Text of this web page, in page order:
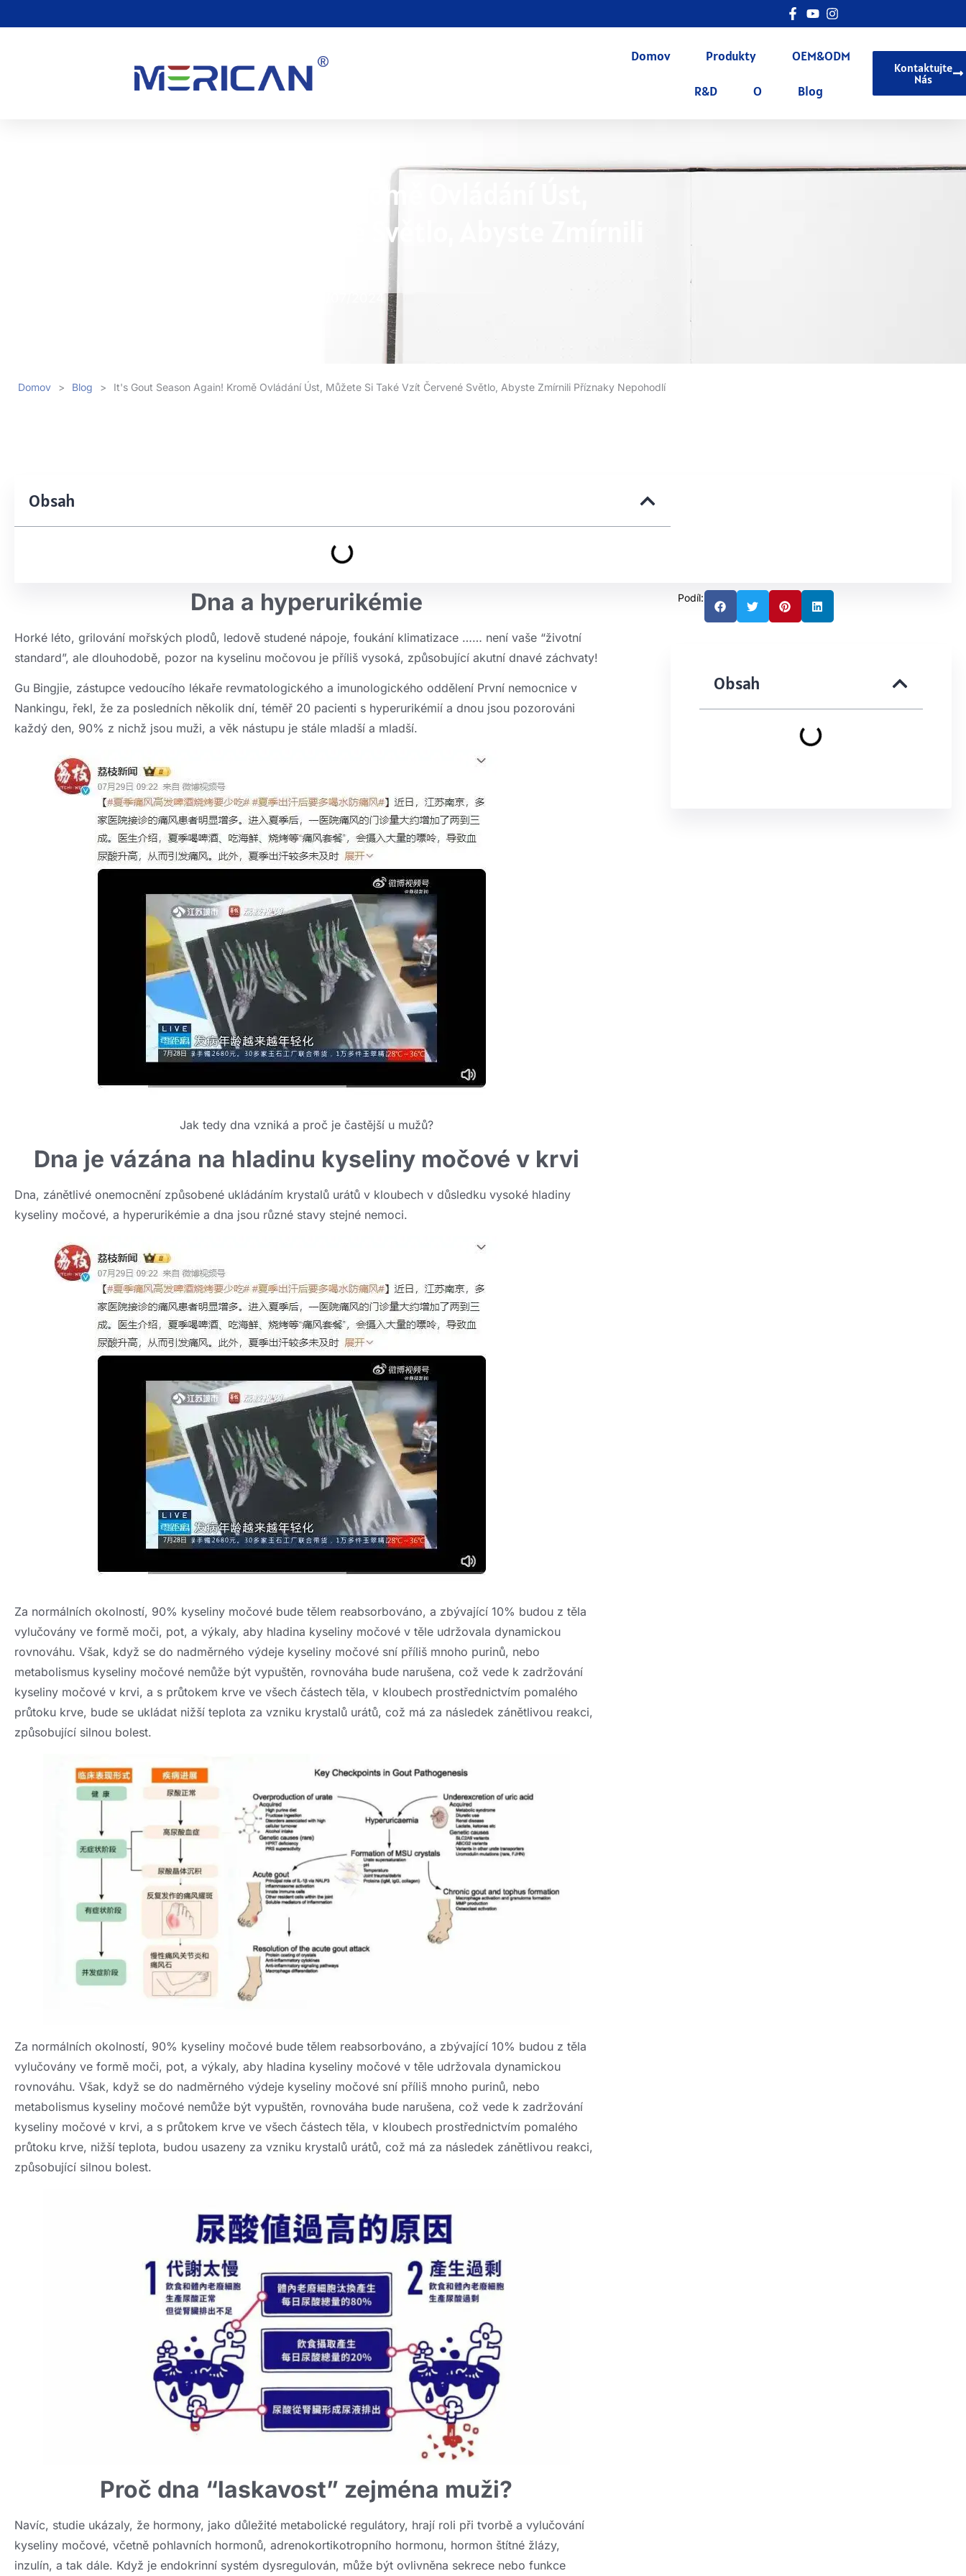
Domov Produkty OEM&ODM
R&D O Blog
Kontaktujte
Nás
Je Tu Opět Dnavá Sezóna! Kromě Ovládání Úst,
Můžete Si Také Vzít Červené Světlo, Abyste Zmírnili
Domov > Blog > It's Gout Season Again! Kromě Ovládání Úst, Můžete Si Také Vzít Červené Světlo, Abyste Zmírnili Příznaky Nepohodlí
Obsah
Dna a hyperurikémie
Horké léto, grilování mořských plodů, ledově studené nápoje, foukání klimatizace …… není vaše “životní
standard”, ale dlouhodobě, pozor na kyselinu močovou je příliš vysoká, způsobující akutní dnavé záchvaty!
Gu Bingjie, zástupce vedoucího lékaře revmatologického a imunologického oddělení První nemocnice v
Nankingu, řekl, že za posledních několik dní, téměř 20 pacienti s hyperurikémií a dnou jsou pozorováni
každý den, 90% z nichž jsou muži, a věk nástupu je stále mladší a mladší.
Jak tedy dna vzniká a proč je častější u mužů?
Dna je vázána na hladinu kyseliny močové v krvi
Dna, zánětlivé onemocnění způsobené ukládáním krystalů urátů v kloubech v důsledku vysoké hladiny
kyseliny močové, a hyperurikémie a dna jsou různé stavy stejné nemoci.
Za normálních okolností, 90% kyseliny močové bude tělem reabsorbováno, a zbývající 10% budou z těla
vylučovány ve formě moči, pot, a výkaly, aby hladina kyseliny močové v těle udržovala dynamickou
rovnováhu. Však, když se do nadměrného výdeje kyseliny močové sní příliš mnoho purinů, nebo
metabolismus kyseliny močové nemůže být vypuštěn, rovnováha bude narušena, což vede k zadržování
kyseliny močové v krvi, a s průtokem krve ve všech částech těla, v kloubech prostřednictvím pomalého
průtoku krve, bude se ukládat nižší teplota za vzniku krystalů urátů, což má za následek zánětlivou reakci,
způsobující silnou bolest.
Za normálních okolností, 90% kyseliny močové bude tělem reabsorbováno, a zbývající 10% budou z těla
vylučovány ve formě moči, pot, a výkaly, aby hladina kyseliny močové v těle udržovala dynamickou
rovnováhu. Však, když se do nadměrného výdeje kyseliny močové sní příliš mnoho purinů, nebo
metabolismus kyseliny močové nemůže být vypuštěn, rovnováha bude narušena, což vede k zadržování
kyseliny močové v krvi, a s průtokem krve ve všech částech těla, v kloubech prostřednictvím pomalého
průtoku krve, nižší teplota, budou usazeny za vzniku krystalů urátů, což má za následek zánětlivou reakci,
způsobující silnou bolest.
Proč dna “laskavost” zejména muži?
Navíc, studie ukázaly, že hormony, jako důležité metabolické regulátory, hrají roli při tvorbě a vylučování
kyseliny močové, včetně pohlavních hormonů, adrenokortikotropního hormonu, hormon štítné žlázy,
inzulín, a tak dále. Když je endokrinní systém dysregulován, může být ovlivněna sekrece nebo funkce
Podíl:
Obsah